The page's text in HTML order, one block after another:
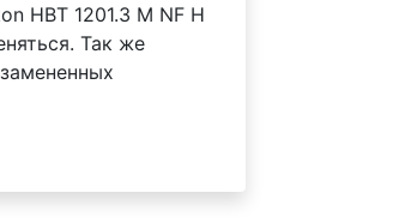
HBT 1201.3 M NF H
Так же